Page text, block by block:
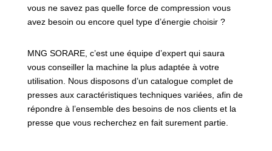
vous ne savez pas quelle force de compression vous
avez besoin ou encore quel type d’énergie choisir ?
MNG SORARE, c’est une équipe d’expert qui saura
vous conseiller la machine la plus adaptée à votre
utilisation. Nous disposons d’un catalogue complet de
presses aux caractéristiques techniques variées, afin de
répondre à l’ensemble des besoins de nos clients et la
presse que vous recherchez en fait surement partie.